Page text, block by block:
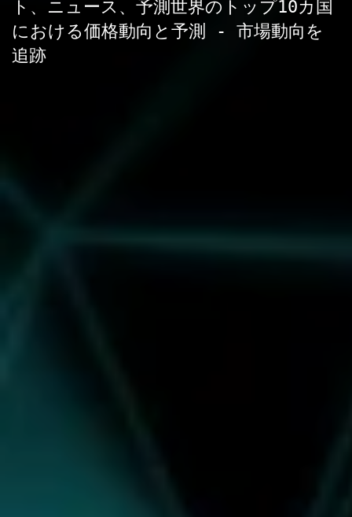
ト、ニュース、予測世界のトップ10カ国
における価格動向と予測 - 市場動向を
追跡